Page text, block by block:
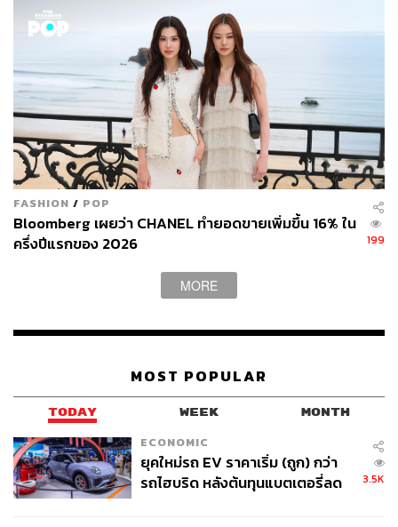
Content Creator THE STANDARD WEALTH
FASHION / POP
Bloomberg เผยว่า CHANEL ทำยอดขายเพิ่มขึ้น 16% ใน
ครึ่งปีแรกของ 2026
199
MORE
MOST POPULAR
TODAY WEEK MONTH
ECONOMIC
ยุคใหม่รถ EV ราคาเริ่ม (ถูก) กว่า
รถไฮบริด หลังต้นทุนแบตเตอรี่ลด
3.5K